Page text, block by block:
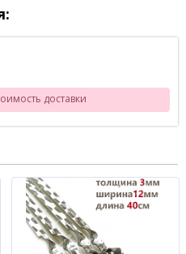
доставки